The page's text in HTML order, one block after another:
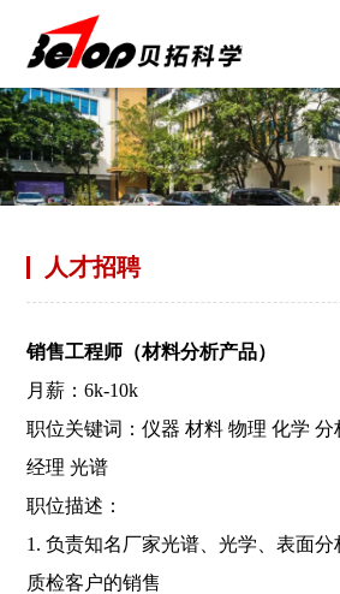
人才招聘
销售工程师（材料分析产品）
月薪：6k-10k
职位关键词：仪器 材料 物理 化学 分
经理 光谱
职位描述：
1. 负责知名厂家光谱、光学、表面
质检客户的销售